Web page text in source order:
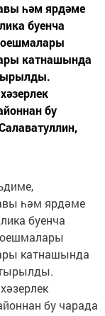
һәм ярдәме
буенча
оешмалары
катнашында
бу
һәм ярдәме
буенча
оешмалары
катнашында
бу чарада